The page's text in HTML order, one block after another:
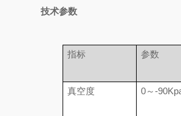
技术参数
指标 参数
真空度 0～-